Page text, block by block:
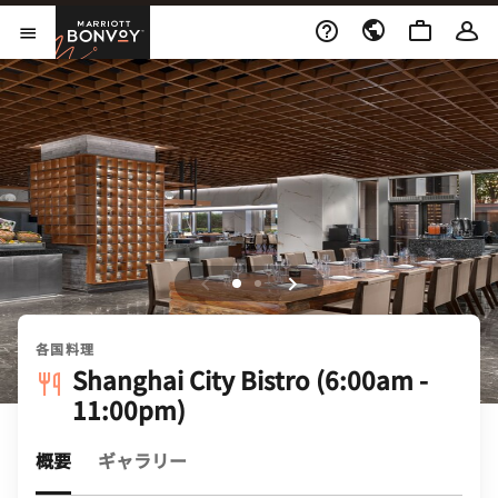
Skip to Content
メニューを開く
Marriott Bonvoy
各国料理
Shanghai City Bistro (6:00am -
11:00pm)
概要 ギャラリー